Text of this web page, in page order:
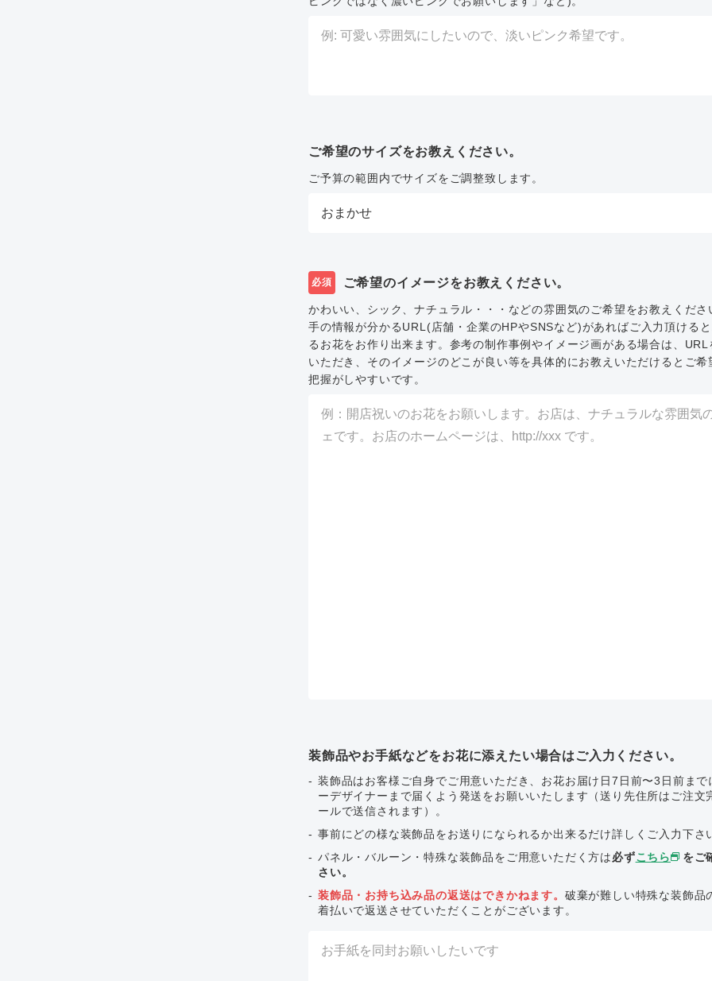
ご希望のサイズをお教えください。
ご予算の範囲内でサイズをご調整致します。
必須 ご希望のイメージをお教えください。
かわいい、シック、ナチュラル・・・などの雰囲気のご希望をお教えくださ
手の情報が分かるURL(店舗・企業のHPやSNSなど)があればご入力頂ける
るお花をお作り出来ます。参考の制作事例やイメージ画がある場合は、URL
いただき、そのイメージのどこが良い等を具体的にお教えいただけるとご希
把握がしやすいです。
装飾品やお手紙などをお花に添えたい場合はご入力ください。
装飾品はお客様ご自身でご用意いただき、お花お届け日7日前〜3日前まで
ーデザイナーまで届くよう発送をお願いいたします（送り先住所はご注文
ールで送信されます）。
事前にどの様な装飾品をお送りになられるか出来るだけ詳しくご入力下さ
パネル・バルーン・特殊な装飾品をご用意いただく方は必ずこちら
をご
さい。
装飾品・お持ち込み品の返送はできかねます。 破棄が難しい特殊な装飾品
着払いで返送させていただくことがございます。